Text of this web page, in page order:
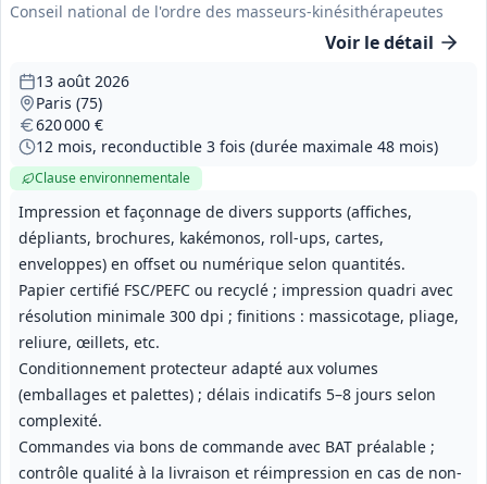
Conseil national de l'ordre des masseurs-kinésithérapeutes
Voir le détail
Impression et façonnage de divers supports (affiches,
dépliants, brochures, kakémonos, roll-ups, cartes,
enveloppes) en offset ou numérique selon quantités.
Papier certifié FSC/PEFC ou recyclé ; impression quadri avec
résolution minimale 300 dpi ; finitions : massicotage, pliage,
reliure, œillets, etc.
Conditionnement protecteur adapté aux volumes
(emballages et palettes) ; délais indicatifs 5–8 jours selon
complexité.
Commandes via bons de commande avec BAT préalable ;
contrôle qualité à la livraison et réimpression en cas de non-
13 août 2026
Paris (75)
620 000 €
12 mois, reconductible 3 fois (durée maximale 48 mois)
Clause environnementale